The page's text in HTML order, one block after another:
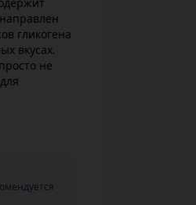
гликогена
вкусах.
не